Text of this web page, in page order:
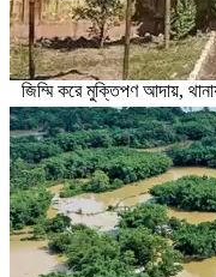
জিম্মি করে মুক্তিপণ আদায়,